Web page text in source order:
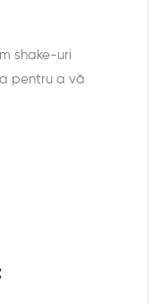
shake-uri
pentru a vă